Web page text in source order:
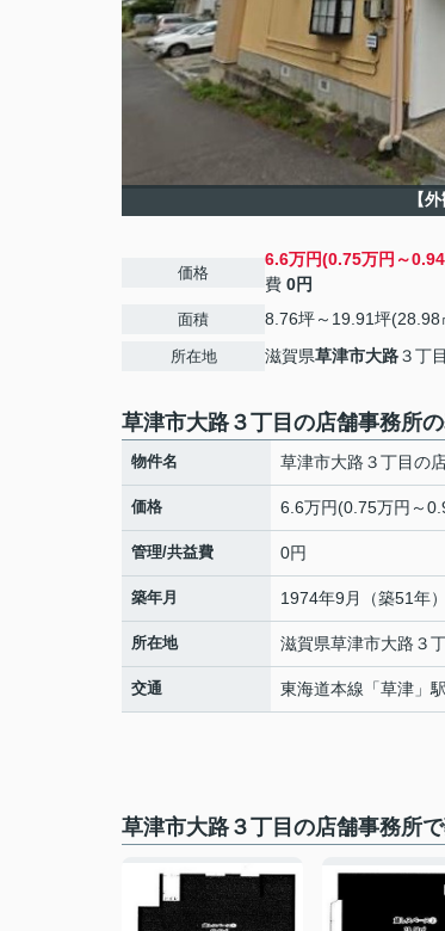
【外
価格
6.6万円(0.75万円～
費 0円
面積 8.76坪～19.91坪(28.98
所在地 滋賀県草津市大路３丁
草津市大路３丁目の店舗事務所
物件名 草津市大路３丁目の
価格 6.6万円(0.75万円～
管理/共益費 0円
築年月 1974年9月（築51年）
所在地 滋賀県草津市大路 ３
交通 東海道本線 「草津 」
草津市大路３丁目の店舗事務所